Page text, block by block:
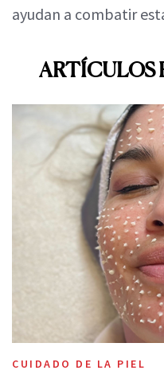
ayudan a combatir
ARTÍCULOS
CUIDADO DE LA PIEL